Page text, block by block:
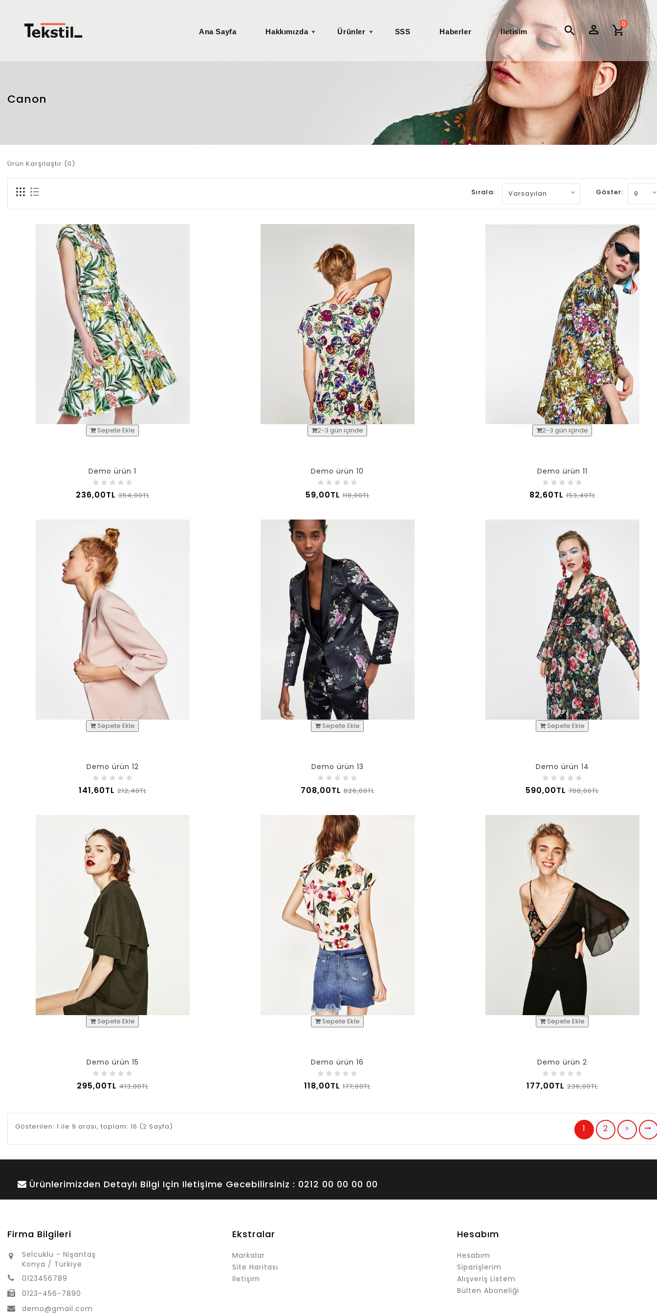
0
Ana Sayfa Hakkımızda Ürünler SSS Haberler Iletisim
Canon
Ürün Karşılaştır (0)
Göster:
Sırala:
Sepete Ekle
Demo ürün 1
236,00TL 354,00TL
2-3 gün içinde
Demo ürün 10
59,00TL 118,00TL
2-3 gün içinde
Demo ürün 11
82,60TL 153,40TL
Sepete Ekle
Demo ürün 12
141,60TL 212,40TL
Sepete Ekle
Demo ürün 13
708,00TL 826,00TL
Sepete Ekle
Demo ürün 14
590,00TL 708,00TL
Sepete Ekle
Demo ürün 15
295,00TL 413,00TL
Sepete Ekle
Demo ürün 16
118,00TL 177,00TL
Sepete Ekle
Demo ürün 2
177,00TL 236,00TL
Gösterilen: 1 ile 9 arası, toplam: 16 (2 Sayfa) 1 2 >
Ürünlerimizden Detaylı Bilgi Için Iletişime Gecebilirsiniz : 0212 00 00 00 00
Firma Bilgileri
Selcuklu - Nişantaş
Konya / Türkiye
0123456789
0123-456-7890
demo@gmail.com
Ekstralar
Markalar
Site Haritası
İletişim
Hesabım
Hesabım
Siparişlerim
Alışveriş Listem
Bülten Aboneliği